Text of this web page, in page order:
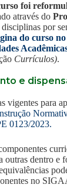
foi
através do
por
do curso
Currículos).
e
vigentes para
0123/2023.
outras dentro e
no